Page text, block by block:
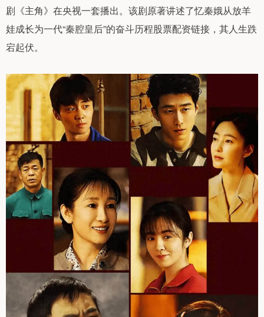
剧《主角》在央视一套播出。该剧原著讲述了忆秦娥从放羊
娃成长为一代“秦腔皇后”的奋斗历程股票配资链接，其人生跌
宕起伏。